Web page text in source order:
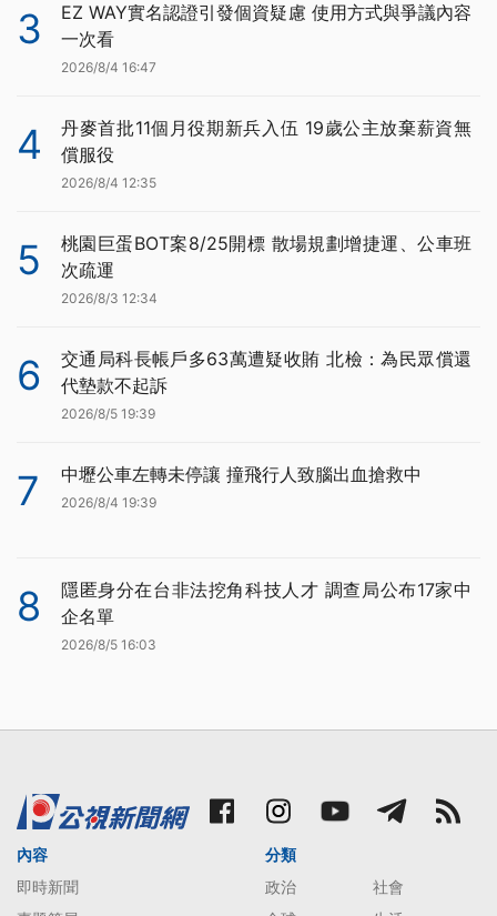
3
EZ WAY實名認證引發個資疑慮 使用方式與爭議內容
一次看
2026/8/4 16:47
4
丹麥首批11個月役期新兵入伍 19歲公主放棄薪資無
償服役
2026/8/4 12:35
5
桃園巨蛋BOT案8/25開標 散場規劃增捷運、公車班
次疏運
2026/8/3 12:34
6
交通局科長帳戶多63萬遭疑收賄 北檢：為民眾償還
代墊款不起訴
2026/8/5 19:39
7 中壢公車左轉未停讓 撞飛行人致腦出血搶救中
2026/8/4 19:39
8
隱匿身分在台非法挖角科技人才 調查局公布17家中
企名單
2026/8/5 16:03
內容
即時新聞
分類
政治
社會